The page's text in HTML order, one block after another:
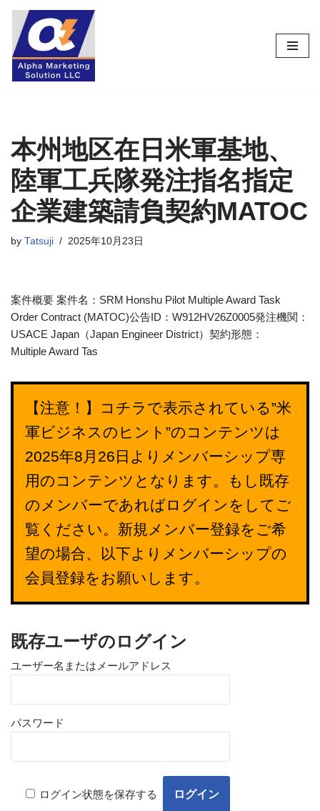
コ
ン
テ
ス
キ
ッ
プ
本州地区在日米軍基地、
陸軍工兵隊発注指名指定
企業建築請負契約MATOC
by Tatsuji 2025年10月23日
案件概要 案件名：SRM Honshu Pilot Multiple Award Task
Order Contract (MATOC)公告ID：W912HV26Z0005発注機関：
USACE Japan（Japan Engineer District）契約形態：
Multiple Award Tas
【注意！】コチラで表示されている”米
軍ビジネスのヒント”のコンテンツは
2025年8月26日よりメンバーシップ専
用のコンテンツとなります。もし既存
のメンバーであればログインをしてご
覧ください。新規メンバー登録をご希
望の場合、以下よりメンバーシップの
会員登録をお願いします。
既存ユーザのログイン
ユーザー名またはメールアドレス
パスワード
ログイン状態を保存する